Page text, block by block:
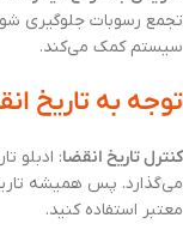
تجمع رسوبات جلوگیری
سیستم کمک می‌کند.
توجه به تاریخ
کنترل تاریخ انقضا: ادبلو
می‌گذارد. پس همیشه
معتبر استفاده کنید.